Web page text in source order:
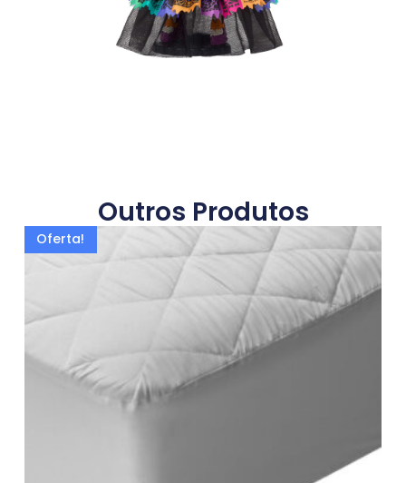
Outros Produtos
Oferta!